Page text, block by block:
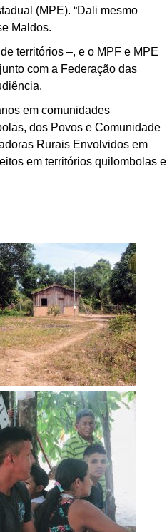
(MPE). “Dali mesmo
Maldos.
territórios –, e o MPF e MPE
com a Federação das
em comunidades
dos Povos e Comunidade
Rurais Envolvidos em
em territórios quilombolas e